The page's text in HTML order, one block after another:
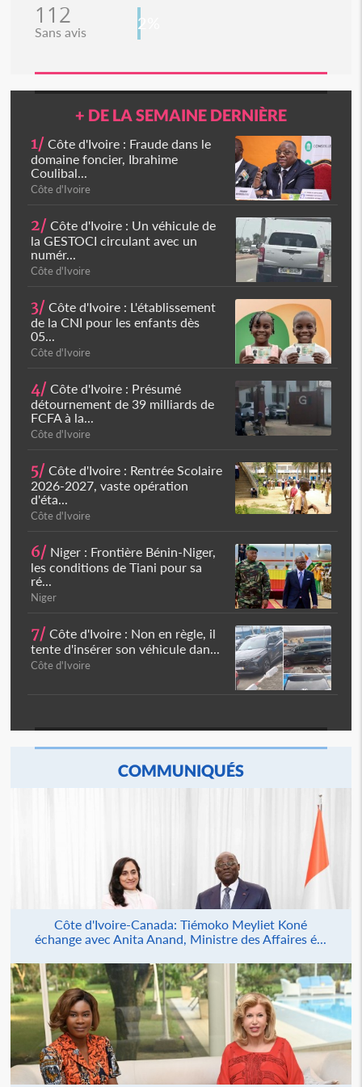
112
Sans avis 2%
+ DE LA SEMAINE DERNIÈRE
1/ Côte d'Ivoire : Fraude dans le
domaine foncier, Ibrahime
Coulibal...
Côte d'Ivoire
2/ Côte d'Ivoire : Un véhicule de
la GESTOCI circulant avec un
numér...
Côte d'Ivoire
3/ Côte d'Ivoire : L'établissement
de la CNI pour les enfants dès
05...
Côte d'Ivoire
4/ Côte d'Ivoire : Présumé
détournement de 39 milliards de
FCFA à la...
Côte d'Ivoire
5/ Côte d'Ivoire : Rentrée Scolaire
2026-2027, vaste opération
d'éta...
Côte d'Ivoire
6/ Niger : Frontière Bénin-Niger,
les conditions de Tiani pour sa
ré...
Niger
7/ Côte d'Ivoire : Non en règle, il
tente d'insérer son véhicule dan...
Côte d'Ivoire
COMMUNIQUÉS
Côte d'Ivoire-Canada: Tiémoko Meyliet Koné
échange avec Anita Anand, Ministre des Affaires é...